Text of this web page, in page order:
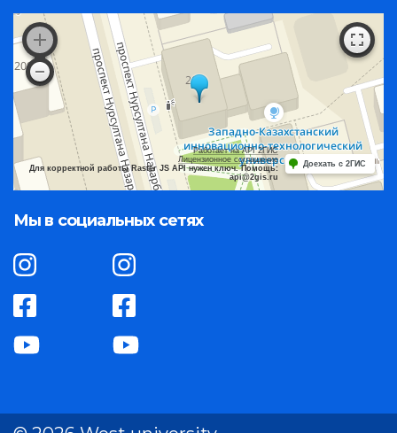
Работает на API 2ГИС
Лицензионное соглашение
Для корректной работы Raster JS API нужен ключ. Помощь:
api@2gis.ru
Доехать с 2ГИС
Мы в социальных сетях